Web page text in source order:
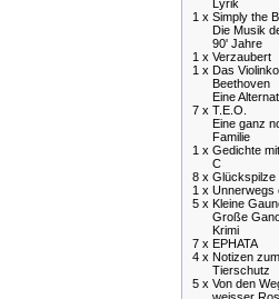
Lyrik
1 x Simply the
Die Musik
90' Jahre
1 x Verzaubert
1 x Das
Beethoven
Eine
7 x T.E.O.
Eine ganz
Familie
1 x Gedichte
C
8 x Glückspilze
1 x Unnerwegs
5 x Kleine
Große
Krimi
7 x EPHATA
4 x Notizen zum
Tierschutz
5 x Von den